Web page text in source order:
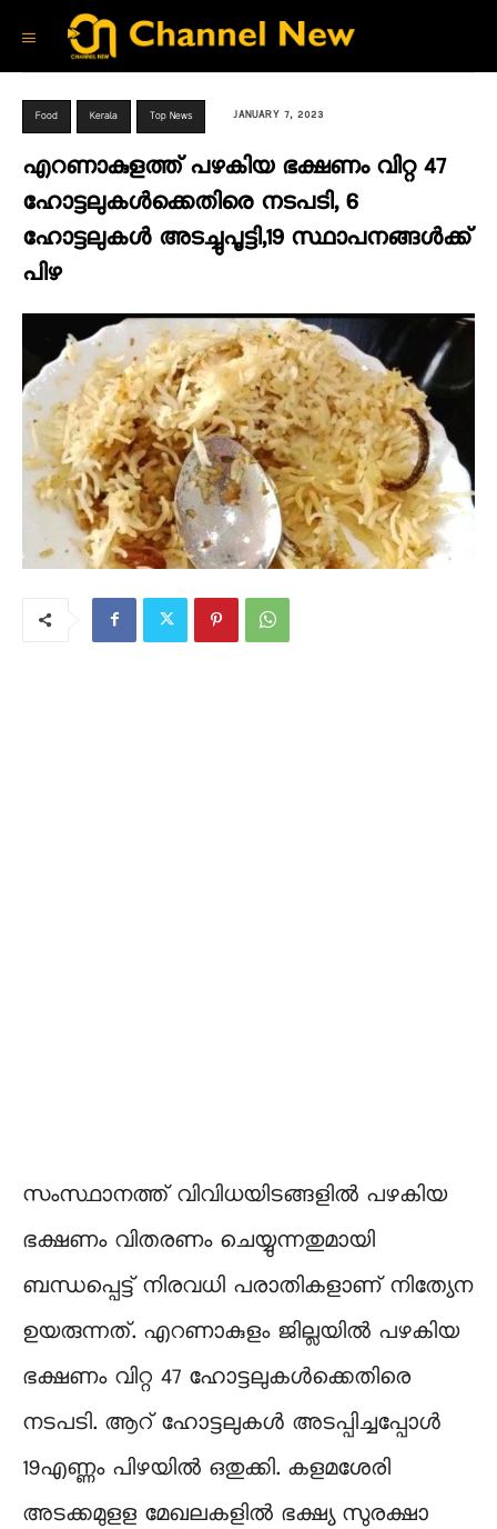
Food Kerala Top News JANUARY 7, 2023
എറണാകുളത്ത് പഴകിയ ഭക്ഷണം വിറ്റ 47
ഹോട്ടലുകൾക്കെതിരെ നടപടി, 6
ഹോട്ടലുകൾ അടച്ചുപൂട്ടി,19 സ്ഥാപനങ്ങൾക്ക്
പിഴ
സംസ്ഥാനത്ത് വിവിധയിടങ്ങളിൽ പഴകിയ
ഭക്ഷണം വിതരണം ചെയ്യുന്നതുമായി
ബന്ധപ്പെട്ട് നിരവധി പരാതികളാണ് നിത്യേന
ഉയരുന്നത്. എറണാകുളം ജില്ലയിൽ പഴകിയ
ഭക്ഷണം വിറ്റ 47 ഹോട്ടലുകൾക്കെതിരെ
നടപടി. ആറ് ഹോട്ടലുകൾ അടപ്പിച്ചപ്പോൾ
19എണ്ണം പിഴയിൽ ഒതുക്കി. കളമശേരി
അടക്കമുളള മേഖലകളിൽ ഭക്ഷ്യ സുരക്ഷാ